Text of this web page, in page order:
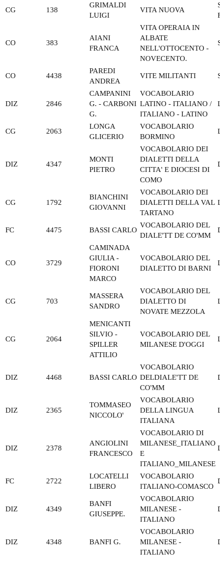
CG 138
GRIMALDI
LUIGI
VITA NUOVA
CO 383
AIANI
FRANCA
VITA OPERAIA IN
ALBATE
NELL'OTTOCENTO -
NOVECENTO.
CO 4438
PAREDI
ANDREA
VITE MILITANTI
DIZ 2846
CAMPANINI
G. - CARBONI
G.
VOCABOLARIO
LATINO - ITALIANO /
ITALIANO - LATINO
CG 2063
LONGA
GLICERIO
VOCABOLARIO
BORMINO
DIZ 4347
MONTI
PIETRO
VOCABOLARIO DEI
DIALETTI DELLA
CITTA' E DIOCESI DI
COMO
CG 1792
BIANCHINI
GIOVANNI
VOCABOLARIO DEI
DIALETTI DELLA VAL
TARTANO
FC 4475 BASSI CARLO
VOCABOLARIO DEL
DIALE'TT DE CO'MM
CO 3729
CAMINADA
GIULIA -
FIORONI
MARCO
VOCABOLARIO DEL
DIALETTO DI BARNI
CG 703
MASSERA
SANDRO
VOCABOLARIO DEL
DIALETTO DI
NOVATE MEZZOLA
CG 2064
MENICANTI
SILVIO -
SPILLER
ATTILIO
VOCABOLARIO DEL
MILANESE D'OGGI
DIZ 4468 BASSI CARLO
VOCABOLARIO
DELDIALE'TT DE
CO'MM
DIZ 2365
TOMMASEO
NICCOLO'
VOCABOLARIO
DELLA LINGUA
ITALIANA
DIZ 2378
ANGIOLINI
FRANCESCO
VOCABOLARIO DI
MILANESE_ITALIANO
E
ITALIANO_MILANESE
FC 2722
LOCATELLI
LIBERO
VOCABOLARIO
ITALIANO-COMASCO
DIZ 4349
BANFI
GIUSEPPE.
VOCABOLARIO
MILANESE -
ITALIANO
DIZ 4348 BANFI G.
VOCABOLARIO
MILANESE -
ITALIANO